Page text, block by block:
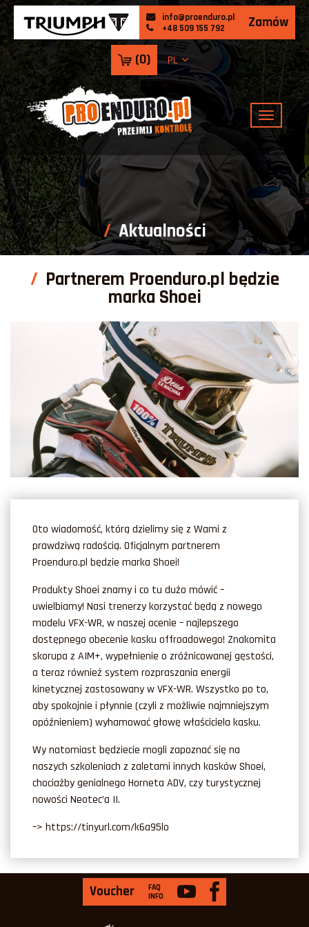
info@proenduro.pl
+48 509 155 792
Zamów
(0) PL
Aktualności
Partnerem Proenduro.pl będzie
marka Shoei
Oto wiadomość, którą dzielimy się z Wami z
prawdziwą radością. Oficjalnym partnerem
Proenduro.pl będzie marka Shoei!
Produkty Shoei znamy i co tu dużo mówić –
uwielbiamy! Nasi trenerzy korzystać będą z nowego
modelu VFX-WR, w naszej ocenie – najlepszego
dostępnego obecenie kasku offroadowego! Znakomita
skorupa z AIM+, wypełnienie o zróżnicowanej gęstości,
a teraz również system rozpraszania energii
kinetycznej zastosowany w VFX-WR. Wszystko po to,
aby spokojnie i płynnie (czyli z możliwie najmniejszym
opóźnieniem) wyhamować głowę właściciela kasku.
Wy natomiast będziecie mogli zapoznać się na
naszych szkoleniach z zaletami innych kasków Shoei,
chociażby genialnego Horneta ADV, czy turystycznej
nowości Neotec’a II.
–> https://tinyurl.com/k6a95lo
Voucher
FAQ
INFO